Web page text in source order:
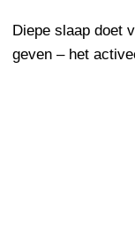
Diepe slaap doet
geven – het